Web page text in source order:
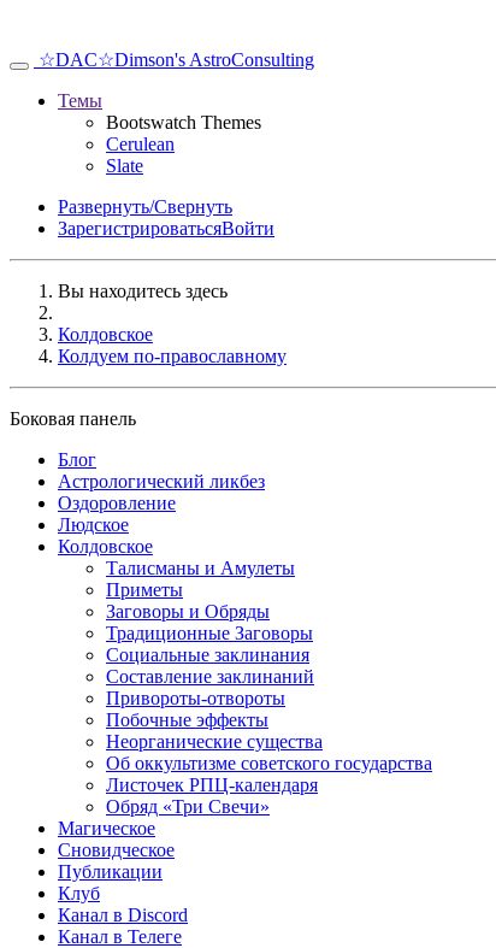
☆DAC☆Dimson's AstroConsulting
Темы
Bootswatch Themes
Cerulean
Slate
Развернуть/Свернуть
ЗарегистрироватьсяВойти
Вы находитесь здесь
Колдовское
Колдуем по-православному
Боковая панель
Блог
Аcтрологический ликбез
Оздоровление
Людское
Колдовское
Талисманы и Амулеты
Приметы
Заговоры и Обряды
Традиционные Заговоры
Социальные заклинания
Составление заклинаний
Привороты-отвороты
Побочные эффекты
Неорганические существа
Об оккультизме советского государства
Листочек РПЦ-календаря
Обряд «Три Свечи»
Магическое
Сновидческое
Публикации
Клуб
Канал в Discord
Канал в Телеге